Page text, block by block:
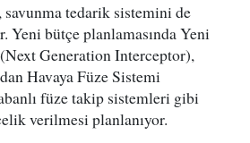
savunma tedarik sistemini de
Yeni bütçe planlamasında Yeni
Generation Interceptor),
Havaya Füze Sistemi
füze takip sistemleri gibi
verilmesi planlanıyor.